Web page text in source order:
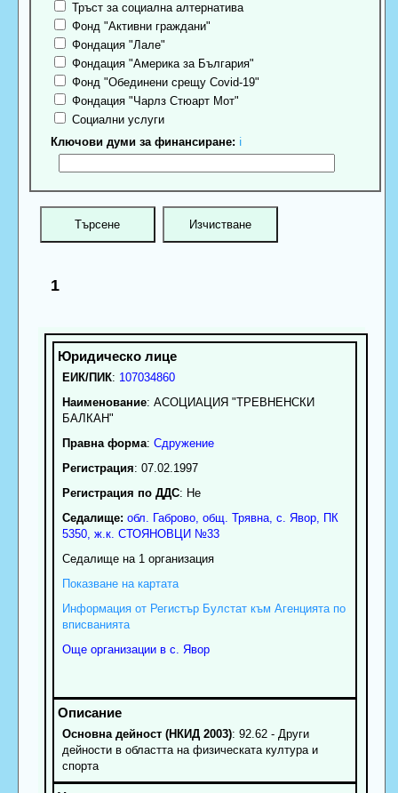
Тръст за социална алтернатива
Фонд "Активни граждани"
Фондация "Лале"
Фондация "Америка за България"
Фонд "Обединени срещу Covid-19"
Фондация "Чарлз Стюарт Мот"
Социални услуги
Ключови думи за финансиране: ℹ
1
ЕИК/ПИК: 107034860
Наименование: АСОЦИАЦИЯ "ТРЕВНЕНСКИ
БАЛКАН"
Правна форма: Сдружение
Регистрация: 07.02.1997
Регистрация по ДДС: Нe
Седалище: обл. Габрово, общ. Трявна, с. Явор, ПК
5350, ж.к. СТОЯНОВЦИ №33
Седалище на 1 организация
Показване на картата
Информация от Регистър Булстат към Агенцията по
вписванията
Още организации в с. Явор
Основна дейност (НКИД 2003): 92.62 - Други
дейности в областта на физическата култура и
спорта